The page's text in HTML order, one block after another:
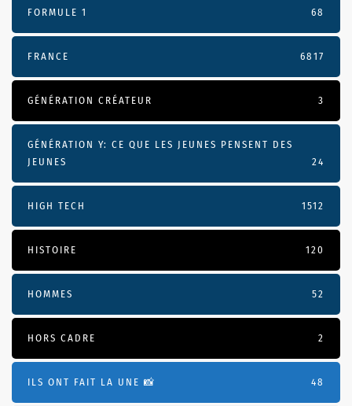
FORMULE 1 68
FRANCE 6817
GÉNÉRATION CRÉATEUR 3
GÉNÉRATION Y: CE QUE LES JEUNES PENSENT DES
JEUNES
24
HIGH TECH 1512
HISTOIRE 120
HOMMES 52
HORS CADRE 2
ILS ONT FAIT LA UNE 📸 48